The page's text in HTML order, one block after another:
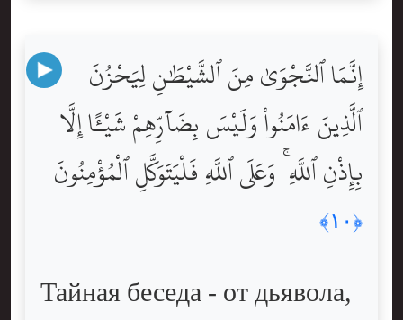
إِنَّمَا ٱلنَّجْوَىٰ مِنَ ٱلشَّيْطَٰنِ لِيَحْزُنَ
ٱلَّذِينَ ءَامَنُواْ وَلَيْسَ بِضَآرِّهِمْ شَيْـًٔا إِلَّا
بِإِذْنِ ٱللَّهِ ۚ وَعَلَى ٱللَّهِ فَلْيَتَوَكَّلِ ٱلْمُؤْمِنُونَ
﴿١٠﴾
Тайная беседа - от дьявола,